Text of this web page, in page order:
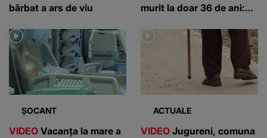
bărbat a ars de viu
murit la doar 36 de ani:
ȘOCANT
VIDEO Vacanța la mare a
ACTUALE
VIDEO Jugureni, comuna